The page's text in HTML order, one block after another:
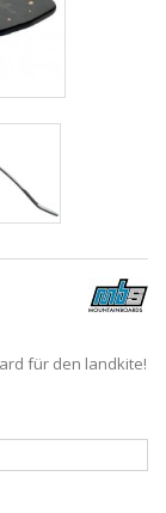
für den landkite!